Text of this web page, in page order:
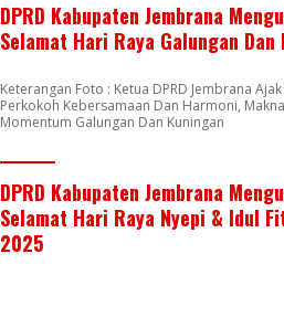
DPRD Kabupaten Jembrana
Selamat Hari Raya Galungan Dan
Keterangan Foto : Ketua DPRD Jembrana
Perkokoh Kebersamaan Dan Harmoni,
Momentum Galungan Dan Kuningan
DPRD Kabupaten Jembrana
Selamat Hari Raya Nyepi & Idul
2025